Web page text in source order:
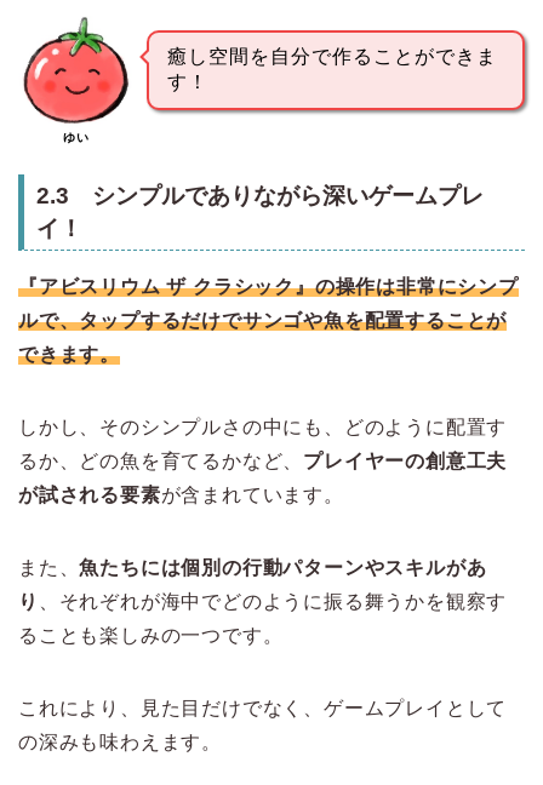
ゆい
癒し空間を自分で作ることができま
す！
2.3 シンプルでありながら深いゲームプレ
イ！
『アビスリウム ザ クラシック』の操作は非常にシンプ
ルで、タップするだけでサンゴや魚を配置することが
できます。
しかし、そのシンプルさの中にも、どのように配置す
るか、どの魚を育てるかなど、 プレイヤーの創意工夫
が試される要素が含まれています。
また、魚たちには個別の行動パターンやスキルがあ
り
、それぞれが海中でどのように振る舞うかを観察す
ることも楽しみの一つです。
これにより、見た目だけでなく、ゲームプレイとして
の深みも味わえます。